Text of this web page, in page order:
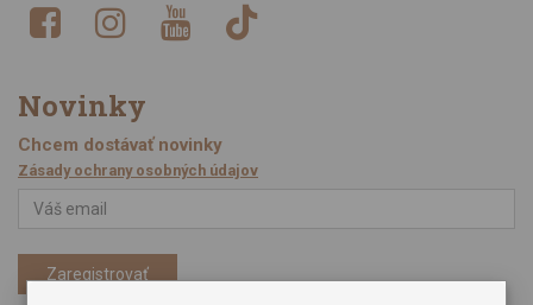
Novinky
Chcem dostávať novinky
Zásady ochrany osobných údajov
Zaregistrovať